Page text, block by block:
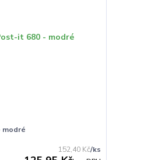
modré
152,40 Kč/ks